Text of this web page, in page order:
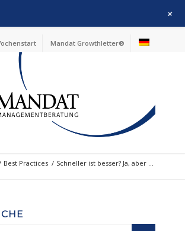
Mandat Growthletter®
Best Practices / Schneller ist besser? Ja, aber …
+